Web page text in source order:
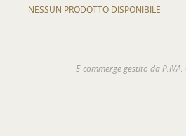
NESSUN PRODOTTO DISPONIBILE
E-commerge gestito da